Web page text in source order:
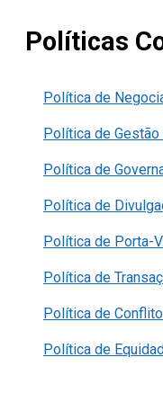
Políticas
Política de
Política de
Política de
Política de
Política de Porta-
Política de
Política de
Política de